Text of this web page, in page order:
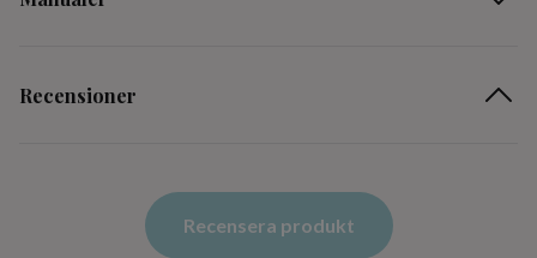
Recensioner
Recensera produkt